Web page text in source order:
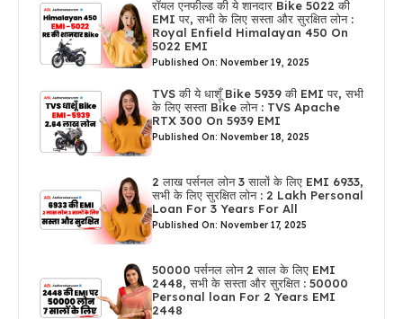
रॉयल एनफील्ड की ये शानदार Bike 5022 की
EMI पर, सभी के लिए सस्ता और सुरक्षित लोन :
Royal Enfield Himalayan 450 On
5022 EMI
Published On: November 19, 2025
TVS की ये धाशूँ Bike 5939 की EMI पर, सभी
के लिए सस्ता Bike लोन : TVS Apache
RTX 300 On 5939 EMI
Published On: November 18, 2025
2 लाख पर्सनल लोन 3 सालों के लिए EMI 6933,
सभी के लिए सुरक्षित लोन : 2 Lakh Personal
Loan For 3 Years For All
Published On: November 17, 2025
50000 पर्सनल लोन 2 साल के लिए EMI
2448, सभी के सस्ता और सुरक्षित : 50000
Personal loan For 2 Years EMI
2448